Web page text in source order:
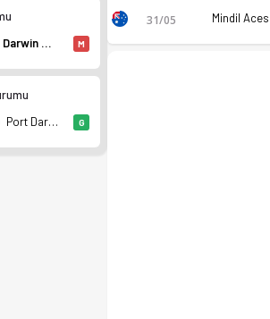
Darwin Olympic SC Div 3 M
Port Darwin FC Div 3 G
31/05